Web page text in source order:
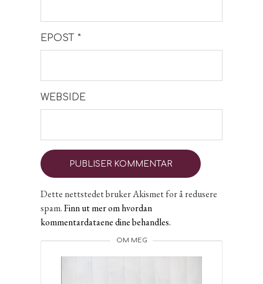
EPOST *
WEBSIDE
Dette nettstedet bruker Akismet for å redusere
spam.Finn ut mer om hvordan
kommentardataene dine behandles.
OM MEG